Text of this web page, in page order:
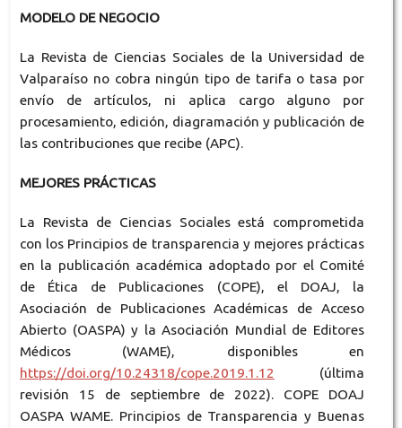
MODELO DE NEGOCIO
La Revista de Ciencias Sociales de la Universidad de
Valparaíso no cobra ningún tipo de tarifa o tasa por
envío de artículos, ni aplica cargo alguno por
procesamiento, edición, diagramación y publicación de
las contribuciones que recibe (APC).
MEJORES PRÁCTICAS
La Revista de Ciencias Sociales está comprometida
con los Principios de transparencia y mejores prácticas
en la publicación académica adoptado por el Comité
de Ética de Publicaciones (COPE), el DOAJ, la
Asociación de Publicaciones Académicas de Acceso
Abierto (OASPA) y la Asociación Mundial de Editores
Médicos (WAME), disponibles en
https://doi.org/10.24318/cope.2019.1.12
(última
revisión 15 de septiembre de 2022). COPE DOAJ
OASPA WAME. Principios de Transparencia y Buenas